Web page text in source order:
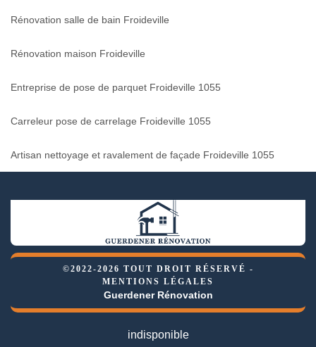
Rénovation salle de bain Froideville
Rénovation maison Froideville
Entreprise de pose de parquet Froideville 1055
Carreleur pose de carrelage Froideville 1055
Artisan nettoyage et ravalement de façade Froideville 1055
©2022-2026 TOUT DROIT RÉSERVÉ -
MENTIONS LÉGALES
Guerdener Rénovation
indisponible